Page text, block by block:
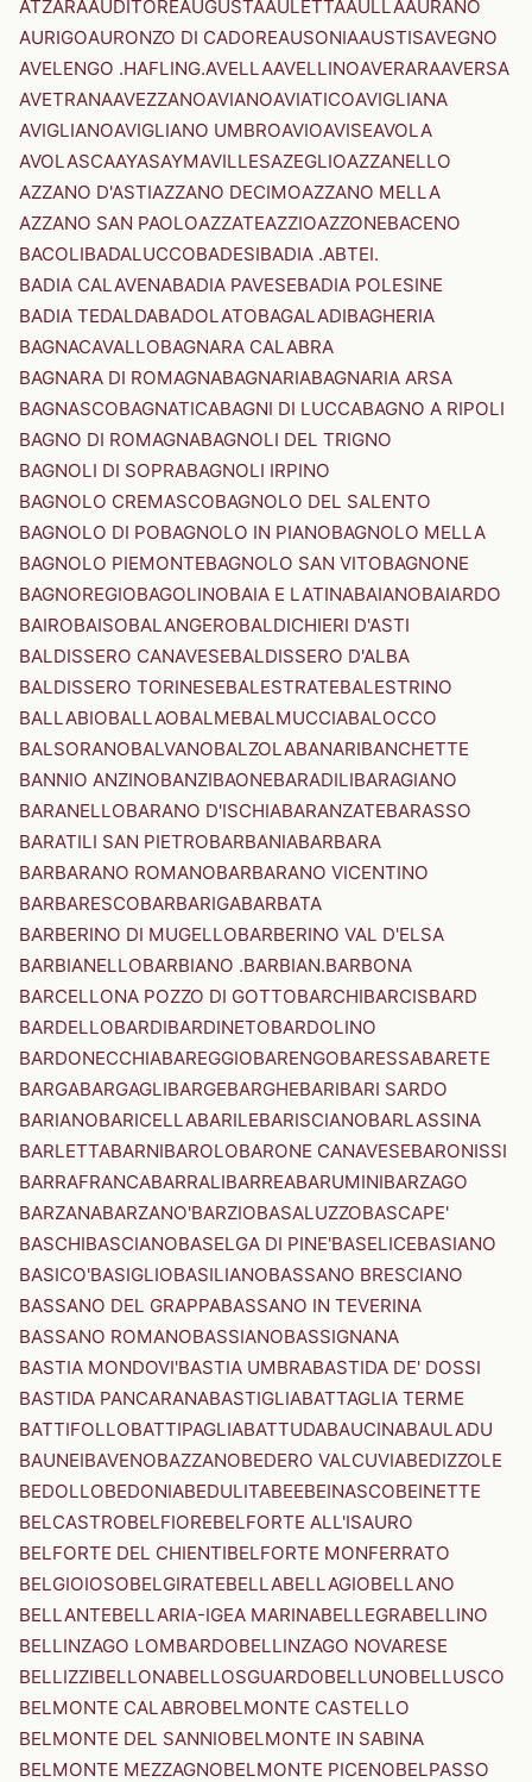
ATZARAAUDITOREAUGUSTAAULETTAAULLAAURANO
AURIGOAURONZO DI CADOREAUSONIAAUSTISAVEGNO
AVELENGO .HAFLING.AVELLAAVELLINOAVERARAAVERSA
AVETRANAAVEZZANOAVIANOAVIATICOAVIGLIANA
AVIGLIANOAVIGLIANO UMBROAVIOAVISEAVOLA
AVOLASCAAYASAYMAVILLESAZEGLIOAZZANELLO
AZZANO D'ASTIAZZANO DECIMOAZZANO MELLA
AZZANO SAN PAOLOAZZATEAZZIOAZZONEBACENO
BACOLIBADALUCCOBADESIBADIA .ABTEI.
BADIA CALAVENABADIA PAVESEBADIA POLESINE
BADIA TEDALDABADOLATOBAGALADIBAGHERIA
BAGNACAVALLOBAGNARA CALABRA
BAGNARA DI ROMAGNABAGNARIABAGNARIA ARSA
BAGNASCOBAGNATICABAGNI DI LUCCABAGNO A RIPOLI
BAGNO DI ROMAGNABAGNOLI DEL TRIGNO
BAGNOLI DI SOPRABAGNOLI IRPINO
BAGNOLO CREMASCOBAGNOLO DEL SALENTO
BAGNOLO DI POBAGNOLO IN PIANOBAGNOLO MELLA
BAGNOLO PIEMONTEBAGNOLO SAN VITOBAGNONE
BAGNOREGIOBAGOLINOBAIA E LATINABAIANOBAIARDO
BAIROBAISOBALANGEROBALDICHIERI D'ASTI
BALDISSERO CANAVESEBALDISSERO D'ALBA
BALDISSERO TORINESEBALESTRATEBALESTRINO
BALLABIOBALLAOBALMEBALMUCCIABALOCCO
BALSORANOBALVANOBALZOLABANARIBANCHETTE
BANNIO ANZINOBANZIBAONEBARADILIBARAGIANO
BARANELLOBARANO D'ISCHIABARANZATEBARASSO
BARATILI SAN PIETROBARBANIABARBARA
BARBARANO ROMANOBARBARANO VICENTINO
BARBARESCOBARBARIGABARBATA
BARBERINO DI MUGELLOBARBERINO VAL D'ELSA
BARBIANELLOBARBIANO .BARBIAN.BARBONA
BARCELLONA POZZO DI GOTTOBARCHIBARCISBARD
BARDELLOBARDIBARDINETOBARDOLINO
BARDONECCHIABAREGGIOBARENGOBARESSABARETE
BARGABARGAGLIBARGEBARGHEBARIBARI SARDO
BARIANOBARICELLABARILEBARISCIANOBARLASSINA
BARLETTABARNIBAROLOBARONE CANAVESEBARONISSI
BARRAFRANCABARRALIBARREABARUMINIBARZAGO
BARZANABARZANO'BARZIOBASALUZZOBASCAPE'
BASCHIBASCIANOBASELGA DI PINE'BASELICEBASIANO
BASICO'BASIGLIOBASILIANOBASSANO BRESCIANO
BASSANO DEL GRAPPABASSANO IN TEVERINA
BASSANO ROMANOBASSIANOBASSIGNANA
BASTIA MONDOVI'BASTIA UMBRABASTIDA DE' DOSSI
BASTIDA PANCARANABASTIGLIABATTAGLIA TERME
BATTIFOLLOBATTIPAGLIABATTUDABAUCINABAULADU
BAUNEIBAVENOBAZZANOBEDERO VALCUVIABEDIZZOLE
BEDOLLOBEDONIABEDULITABEEBEINASCOBEINETTE
BELCASTROBELFIOREBELFORTE ALL'ISAURO
BELFORTE DEL CHIENTIBELFORTE MONFERRATO
BELGIOIOSOBELGIRATEBELLABELLAGIOBELLANO
BELLANTEBELLARIA-IGEA MARINABELLEGRABELLINO
BELLINZAGO LOMBARDOBELLINZAGO NOVARESE
BELLIZZIBELLONABELLOSGUARDOBELLUNOBELLUSCO
BELMONTE CALABROBELMONTE CASTELLO
BELMONTE DEL SANNIOBELMONTE IN SABINA
BELMONTE MEZZAGNOBELMONTE PICENOBELPASSO